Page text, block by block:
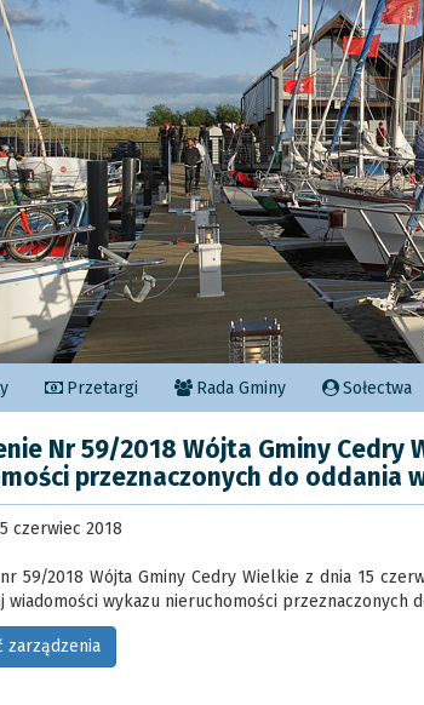
Przetargi Rada Gminy Sołectwa
Nr 59/2018 Wójta Gminy Cedry
przeznaczonych do oddania
czerwiec 2018
59/2018 Wójta Gminy Cedry Wielkie z dnia 15
wykazu nieruchomości przeznaczonych
zarządzenia